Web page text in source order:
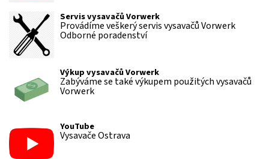
Servis vysavačů Vorwerk
Provádíme veškerý servis vysavačů Vorwerk
Odborné poradenství
Výkup vysavačů Vorwerk
Zabýváme se také výkupem použitých vysavačů
Vorwerk
YouTube
Vysavače Ostrava